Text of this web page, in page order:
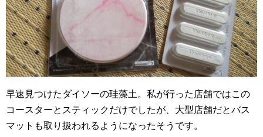
早速見つけたダイソーの珪藻土。私が行った店舗ではこの
コースターとスティックだけでしたが、大型店舗だとバス
マットも取り扱われるようになったそうです。